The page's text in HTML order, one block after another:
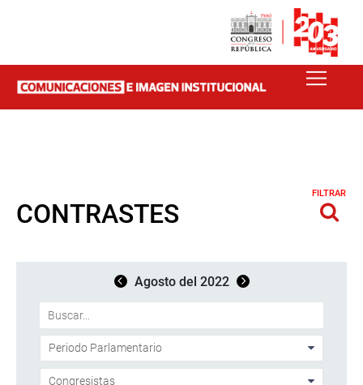
CONTRASTES
FILTRAR
Agosto del 2022